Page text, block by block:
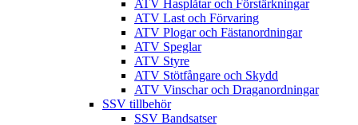
ATV Hasplåtar och Förstärkningar
ATV Last och Förvaring
ATV Plogar och Fästanordningar
ATV Speglar
ATV Styre
ATV Stötfångare och Skydd
ATV Vinschar och Draganordningar
SSV tillbehör
SSV Bandsatser